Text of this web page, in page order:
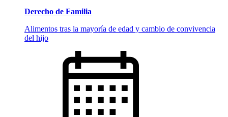
Derecho de Familia
Alimentos tras la mayoría de edad y cambio de convivencia
del hijo